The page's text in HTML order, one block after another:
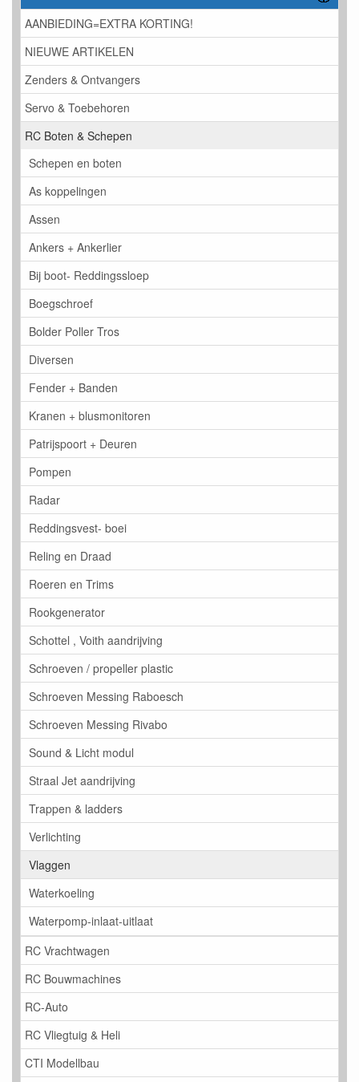
AANBIEDING=EXTRA KORTING!
NIEUWE ARTIKELEN
Zenders & Ontvangers
Servo & Toebehoren
RC Boten & Schepen
Schepen en boten
As koppelingen
Assen
Ankers + Ankerlier
Bij boot- Reddingssloep
Boegschroef
Bolder Poller Tros
Diversen
Fender + Banden
Kranen + blusmonitoren
Patrijspoort + Deuren
Pompen
Radar
Reddingsvest- boei
Reling en Draad
Roeren en Trims
Rookgenerator
Schottel , Voith aandrijving
Schroeven / propeller plastic
Schroeven Messing Raboesch
Schroeven Messing Rivabo
Sound & Licht modul
Straal Jet aandrijving
Trappen & ladders
Verlichting
Vlaggen
Waterkoeling
Waterpomp-inlaat-uitlaat
RC Vrachtwagen
RC Bouwmachines
RC-Auto
RC Vliegtuig & Heli
CTI Modellbau